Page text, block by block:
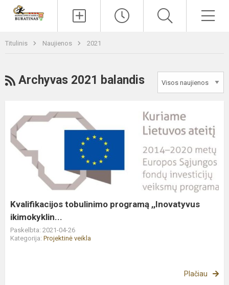
Titulinis Naujienos 2021
RSS
Archyvas 2021 balandis
Kvalifikacijos
tobulinimo
programą
,,Inovatyvus
ikimokyklin...
Kvalifikacijos tobulinimo programą ,,Inovatyvus
ikimokyklin...
Paskelbta: 2021-04-26
Kategorija: Projektinė veikla
Plačiau